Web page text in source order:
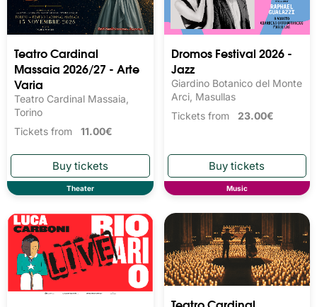
Teatro Cardinal
Massaia 2026/27 - Arte
Varia
Teatro Cardinal Massaia,
Torino
Tickets from 11.00€
Theater
Dromos Festival 2026 -
Jazz
Giardino Botanico del Monte
Arci, Masullas
Tickets from 23.00€
Music